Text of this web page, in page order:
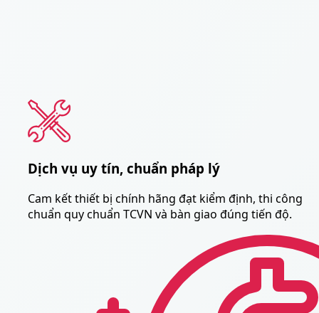
Dịch vụ uy tín, chuẩn pháp lý
Cam kết thiết bị chính hãng đạt kiểm định, thi công
chuẩn quy chuẩn TCVN và bàn giao đúng tiến độ.